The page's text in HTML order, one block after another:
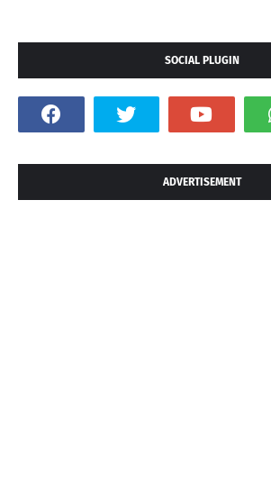
SOCIAL PLUGIN
ADVERTISEMENT